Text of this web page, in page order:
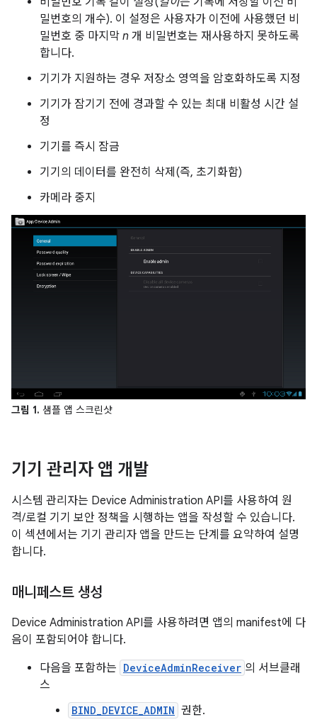
밀번호의 개수). 이 설정은 사용자가 이전에 사용했던 비
밀번호 중 마지막 n 개 비밀번호는 재사용하지 못하도록
합니다.
기기가 지원하는 경우 저장소 영역을 암호화하도록 지정
기기가 잠기기 전에 경과할 수 있는 최대 비활성 시간 설
정
기기를 즉시 잠금
기기의 데이터를 완전히 삭제(즉, 초기화함)
카메라 중지
그림 1. 샘플 앱 스크린샷
기기 관리자 앱 개발
시스템 관리자는 Device Administration API를 사용하여 원
격/로컬 기기 보안 정책을 시행하는 앱을 작성할 수 있습니다.
이 섹션에서는 기기 관리자 앱을 만드는 단계를 요약하여 설명
합니다.
매니페스트 생성
Device Administration API를 사용하려면 앱의 manifest에 다
음이 포함되어야 합니다.
다음을 포함하는 DeviceAdminReceiver 의 서브클래
스
BIND_DEVICE_ADMIN 권한.